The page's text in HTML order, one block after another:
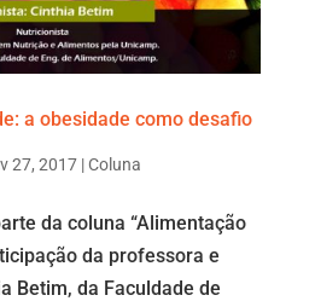
a obesidade como desafio
27, 2017|Coluna
da coluna “Alimentação
da professora e
Betim, da Faculdade de